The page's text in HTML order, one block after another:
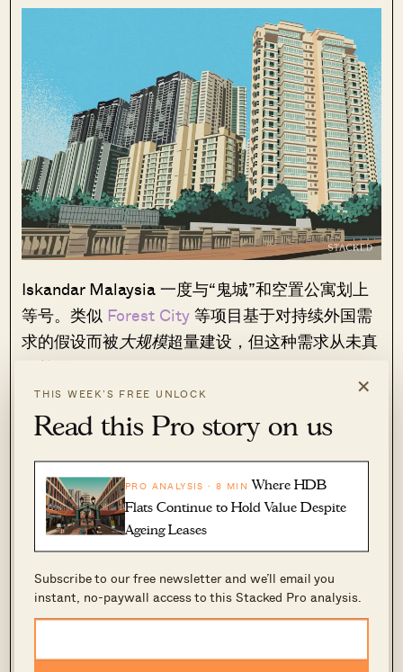
×
THIS WEEK’S FREE UNLOCK
Read this Pro story on us
PRO ANALYSIS · 8 MIN Where HDB
Flats Continue to Hold Value Despite
Ageing Leases
Subscribe to our free newsletter and we’ll email you
instant, no-paywall access to this Stacked Pro analysis.
Iskandar Malaysia 一度与“鬼城”和空置公寓划上
等号。类似 Forest City等项目基于对持续外国需
求的假设而被大规模超量建设，但这种需求从未真
正兑现。
如今，柔佛的开发商更为谨慎。根据国家房地产信
息中心（Napic）的数据显示，Johor Bahru 的滞
销房从 2022 年的 16,799 套降至 2024 年的
14,063 套，这一显著的 16 per cent 降幅，表明市
场吸纳速度更快、开发商自律性更高。与此同时，
鉴于 JS-SEZ 的性质，其激励更优先聚焦于吸引真
实的工业与服务业投资。
这同样不同于此前的 Iskandar 情况——当时重心